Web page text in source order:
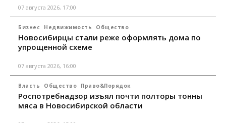
07 августа 2026, 17:00
Бизнес Недвижимость Общество
Новосибирцы стали реже оформлять дома по
упрощенной схеме
07 августа 2026, 16:00
Власть Общество Право&Порядок
Роспотребнадзор изъял почти полторы тонны
мяса в Новосибирской области